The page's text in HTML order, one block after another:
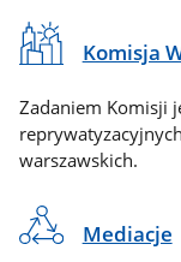
Komisja
Zadaniem Komisji
warszawskich.
Mediacje